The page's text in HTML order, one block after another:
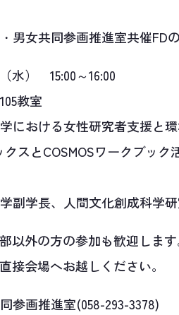
男女共同参画推進室共催FD
水） 15:00～16:00
教室
における女性研究者支援と
とCOSMOSワークブック
学長、人間文化創成科学
以外の方の参加も歓迎します
会場へお越しください。
参画推進室(058-293-3378)